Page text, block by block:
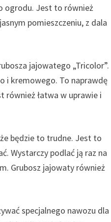
ogrodu. Jest to również
pomieszczeniu, z dala
jajowatego „Tricolor”.
i kremowego. To naprawdę
łatwa w uprawie i
będzie to trudne. Jest to
Wystarczy podlać ją raz na
Grubosz jajowaty również
specjalnego nawozu dla